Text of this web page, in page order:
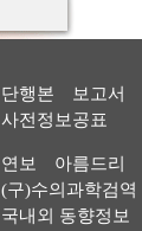
단행본 보고서
사전정보공표
연보 아름드리
(구)수의과학검역
국내외 동향정보